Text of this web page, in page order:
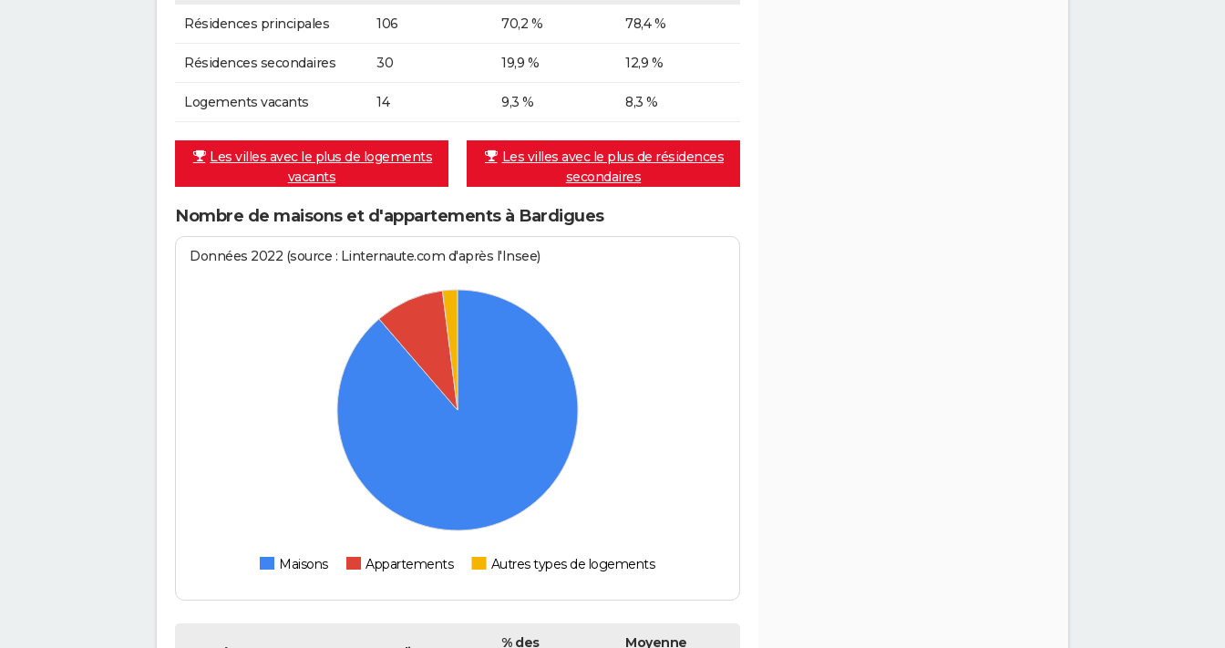
Résidences principales 106 70,2 % 78,4 %
Résidences secondaires 30 19,9 % 12,9 %
Logements vacants 14 9,3 % 8,3 %
Les villes avec le plus de logements
vacants
Les villes avec le plus de résidences
secondaires
Nombre de maisons et d'appartements à Bardigues
Données 2022 (source : Linternaute.com d'après l'Insee)
Maisons Appartements Autres types de logements
% des Moyenne